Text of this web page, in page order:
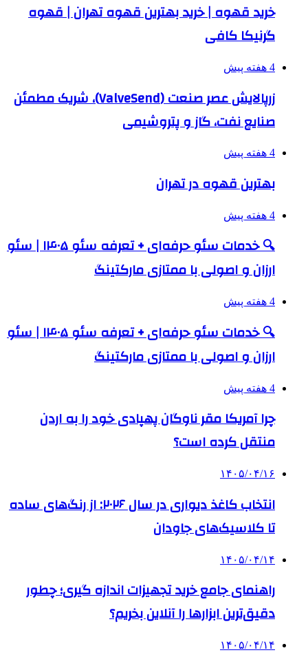
خرید قهوه | خرید بهترین قهوه تهران | قهوه
گرنیکا کافی
4 هفته پیش
زرپالایش عصر صنعت (ValveSend)، شریک مطمئن
صنایع نفت، گاز و پتروشیمی
4 هفته پیش
بهترین قهوه در تهران
4 هفته پیش
🔍 خدمات سئو حرفه‌ای + تعرفه سئو ۱۴۰۵ | سئو
ارزان و اصولی با ممتازی مارکتینگ
4 هفته پیش
🔍 خدمات سئو حرفه‌ای + تعرفه سئو ۱۴۰۵ | سئو
ارزان و اصولی با ممتازی مارکتینگ
4 هفته پیش
چرا آمریکا مقر ناوگان پهپادی خود را به اردن
منتقل کرده است؟
۱۴۰۵/۰۴/۱۶
انتخاب کاغذ دیواری در سال ۲۰۲۶: از رنگ‌های ساده
تا کلاسیک‌های جاودان
۱۴۰۵/۰۴/۱۴
راهنمای جامع خرید تجهیزات اندازه گیری؛ چطور
دقیق‌ترین ابزارها را آنلاین بخریم؟
۱۴۰۵/۰۴/۱۴